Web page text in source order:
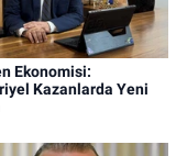
Ekonomisi:
Kazanlarda Yeni